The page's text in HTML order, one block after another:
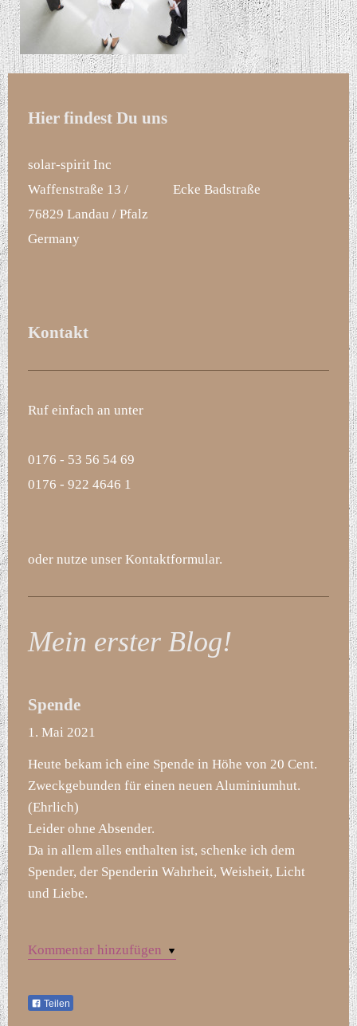
Hier findest Du uns
solar-spirit Inc
Waffenstraße 13 / Ecke Badstraße
76829 Landau / Pfalz
Germany
Kontakt
Ruf einfach an unter
0176 - 53 56 54 69
0176 - 922 4646 1
oder nutze unser Kontaktformular.
Mein erster Blog!
Spende
1. Mai 2021
Heute bekam ich eine Spende in Höhe von 20 Cent.
Zweckgebunden für einen neuen Aluminiumhut.
(Ehrlich)
Leider ohne Absender.
Da in allem alles enthalten ist, schenke ich dem
Spender, der Spenderin Wahrheit, Weisheit, Licht
und Liebe.
Kommentar hinzufügen
Teilen